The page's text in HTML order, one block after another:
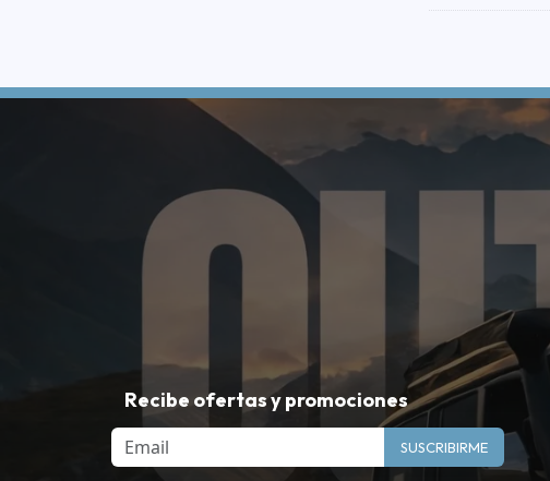
Recibe ofertas y promociones
Email SUSCRIBIRME